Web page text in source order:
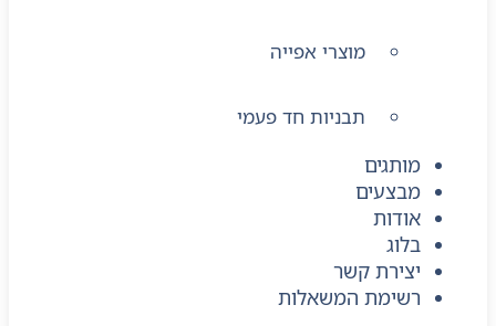
מוצרי אפייה
תבניות חד פעמי
מותגים
מבצעים
אודות
בלוג
יצירת קשר
רשימת המשאלות